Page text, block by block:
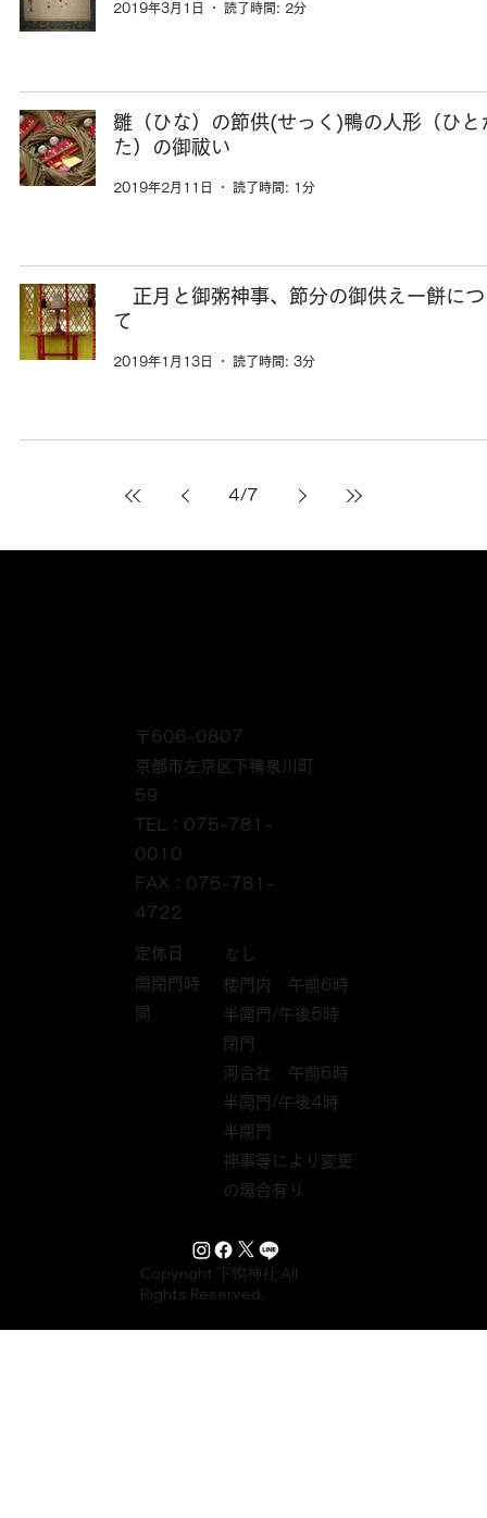
2019年3月1日 読了時間: 2分
雛（ひな）の節供(せっく)鴨の人形（ひと
た）の御祓い
2019年2月11日 読了時間: 1分
正月と御粥神事、節分の御供えー餅に
て
2019年1月13日 読了時間: 3分
4/7
Copyright 下鴨神社 All
Rights Reserved.
〒606-0807
京都市左京区下鴨泉川町
59
TEL：075-781-
0010
FAX：075-781-
4722
定休日
なし
開閉門時
間
楼門内 午前6時
半開門/午後5時
閉門
河合社 午前6時
半開門/午後4時
半閉門
神事等により変更
の場合有り